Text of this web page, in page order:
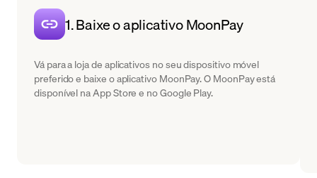
1. Baixe o aplicativo MoonPay
Vá para a loja de aplicativos no seu dispositivo móvel
preferido e baixe o aplicativo MoonPay. O MoonPay está
disponível na App Store e no Google Play.